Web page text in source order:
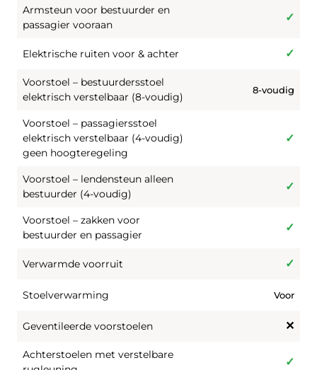
Armsteun voor bestuurder en
passagier vooraan
Elektrische ruiten voor & achter
Voorstoel – bestuurdersstoel
elektrisch verstelbaar (8-voudig)
8-voudig
Voorstoel – passagiersstoel
elektrisch verstelbaar (4-voudig)
geen hoogteregeling
Voorstoel – lendensteun alleen
bestuurder (4-voudig)
Voorstoel – zakken voor
bestuurder en passagier
Verwarmde voorruit
Stoelverwarming Voor
Geventileerde voorstoelen
Achterstoelen met verstelbare